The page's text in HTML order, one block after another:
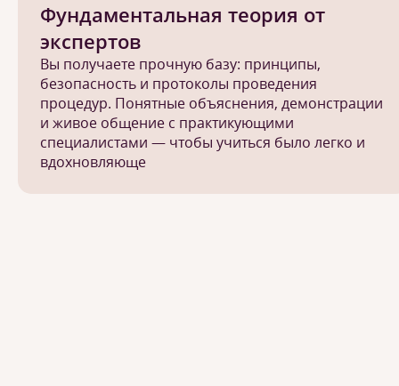
Фундаментальная теория от
экспертов
Вы получаете прочную базу: принципы,
безопасность и протоколы проведения
процедур. Понятные объяснения, демонстрации
и живое общение с практикующими
специалистами — чтобы учиться было легко и
вдохновляюще